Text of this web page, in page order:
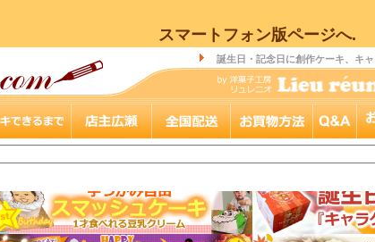
スマートフォン版ページへ.
誕生日・記念日に創作ケーキ、キ